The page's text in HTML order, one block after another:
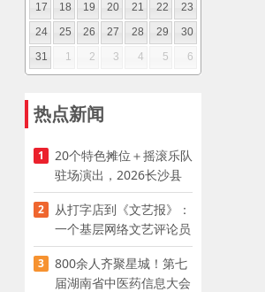
17
18 19 20 21 22
23
24
25 26 27 28 29
30
31
1 2 3 4 5 6
热点新闻
1
20个特色摊位＋摇滚乐队
驻场演出，2026长沙县
夜市嘉年华启幕
2
从打字店到《文艺报》：
一个基层网络文艺评论员
的突围
3
800余人齐聚星城！第七
届湖南省中医药信息大会